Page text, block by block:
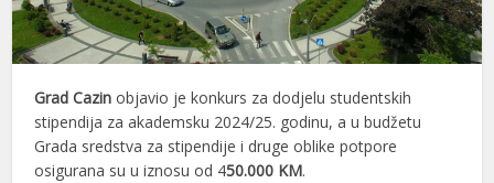
Grad Cazin objavio je konkurs za dodjelu studentskih
stipendija za akademsku 2024/25. godinu, a u budžetu
Grada sredstva za stipendije i druge oblike potpore
osigurana su u iznosu od 450.000 KM.